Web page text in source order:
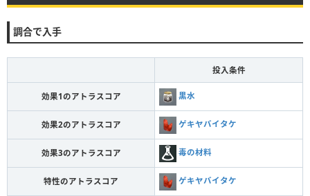
調合で入手
投入条件
効果1のアトラスコア 黒水
効果2のアトラスコア ゲキヤバイタケ
効果3のアトラスコア 毒の材料
特性のアトラスコア ゲキヤバイタケ